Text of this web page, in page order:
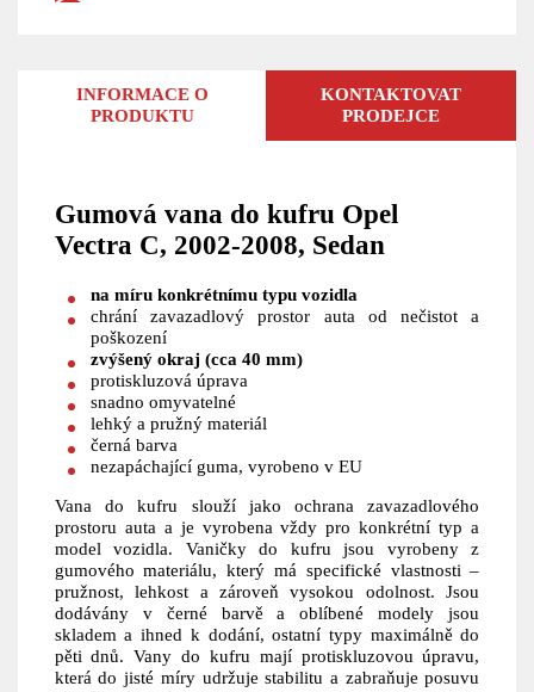
INFORMACE O
PRODUKTU
KONTAKTOVAT
PRODEJCE
Gumová vana do kufru Opel
Vectra C, 2002-2008, Sedan
na míru konkrétnímu typu vozidla
chrání zavazadlový prostor auta od nečistot a
poškození
zvýšený okraj (cca 40 mm)
protiskluzová úprava
snadno omyvatelné
lehký a pružný materiál
černá barva
nezapáchající guma, vyrobeno v EU
Vana do kufru slouží jako ochrana zavazadlového
prostoru auta a je vyrobena vždy pro konkrétní typ a
model vozidla. Vaničky do kufru jsou vyrobeny z
gumového materiálu, který má specifické vlastnosti –
pružnost, lehkost a zároveň vysokou odolnost. Jsou
dodávány v černé barvě a oblíbené modely jsou
skladem a ihned k dodání, ostatní typy maximálně do
pěti dnů. Vany do kufru mají protiskluzovou úpravu,
která do jisté míry udržuje stabilitu a zabraňuje posuvu